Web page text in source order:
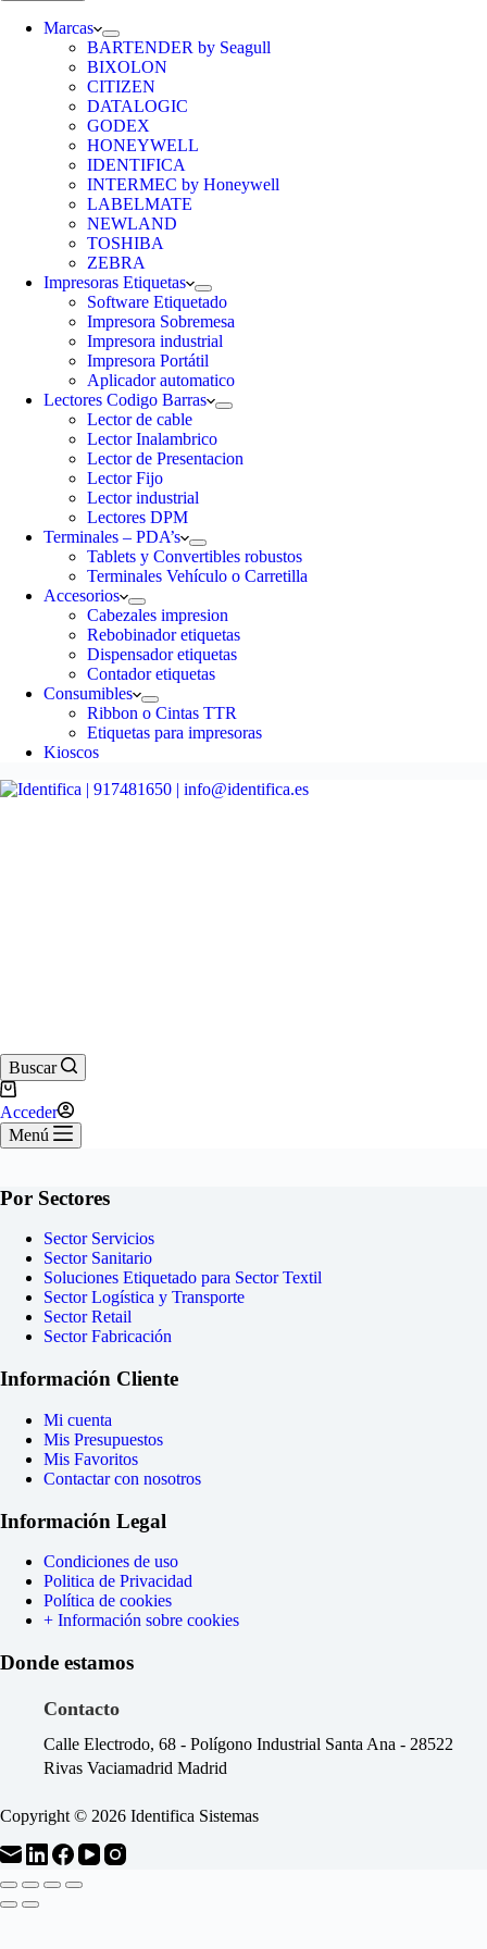
Marcas
BARTENDER by Seagull
BIXOLON
CITIZEN
DATALOGIC
GODEX
HONEYWELL
IDENTIFICA
INTERMEC by Honeywell
LABELMATE
NEWLAND
TOSHIBA
ZEBRA
Impresoras Etiquetas
Software Etiquetado
Impresora Sobremesa
Impresora industrial
Impresora Portátil
Aplicador automatico
Lectores Codigo Barras
Lector de cable
Lector Inalambrico
Lector de Presentacion
Lector Fijo
Lector industrial
Lectores DPM
Terminales – PDA’s
Tablets y Convertibles robustos
Terminales Vehículo o Carretilla
Accesorios
Cabezales impresion
Rebobinador etiquetas
Dispensador etiquetas
Contador etiquetas
Consumibles
Ribbon o Cintas TTR
Etiquetas para impresoras
Kioscos
Buscar
Carro
de
compra
Acceder
Menú
Por Sectores
Sector Servicios
Sector Sanitario
Soluciones Etiquetado para Sector Textil
Sector Logística y Transporte
Sector Retail
Sector Fabricación
Información Cliente
Mi cuenta
Mis Presupuestos
Mis Favoritos
Contactar con nosotros
Información Legal
Condiciones de uso
Politica de Privacidad
Política de cookies
+ Información sobre cookies
Donde estamos
Contacto
Calle Electrodo, 68 - Polígono Industrial Santa Ana - 28522
Rivas Vaciamadrid Madrid
Copyright © 2026 Identifica Sistemas